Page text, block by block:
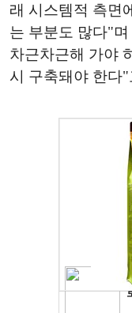
래 시스템적 측면
는 부분도 많다"
차근차근해 가야
시 구축돼야 한다